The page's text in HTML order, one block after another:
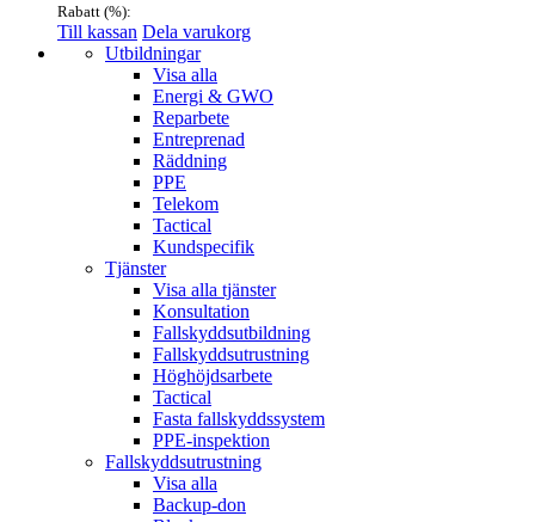
Rabatt (%):
Till kassan Dela varukorg
Menu Utbildningar
Visa alla
Energi & GWO
Reparbete
Entreprenad
Räddning
PPE
Telekom
Tactical
Kundspecifik
Tjänster
Visa alla tjänster
Konsultation
Fallskyddsutbildning
Fallskyddsutrustning
Höghöjdsarbete
Tactical
Fasta fallskyddssystem
PPE-inspektion
Fallskyddsutrustning
Visa alla
Backup-don